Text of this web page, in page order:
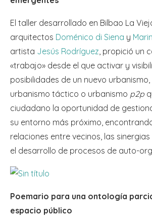
El taller desarrollado en Bilbao La
arquitectos Doménico di Siena y
artista Jesús Rodríguez , propició un
«trabajo» desde el que activar y
posibilidades de un nuevo
urbanismo táctico o urbanismo p2p
ciudadano la oportunidad de
su entorno más próximo,
relaciones entre vecinos, las
el desarrollo de procesos de auto-
Poemario para una ontología
espacio público